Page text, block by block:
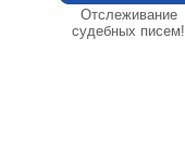
Отслеживание
судебных писем!